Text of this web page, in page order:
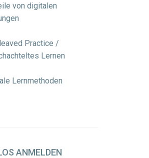
von digitalen
Practice /
Lernen
Lernmethoden
ANMELDEN